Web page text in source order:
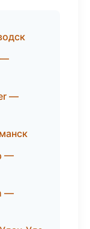
—
—
—
—